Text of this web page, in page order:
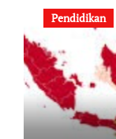
Pendidikan